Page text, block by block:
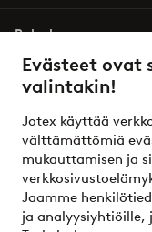
Evästeet ovat
valintakin!
Jotex käyttää
välttämättömiä
mukauttamisen ja
Jaamme
ja analyysiyhtiöille,
Palvelumme
Ehdot
Ystävät
Turvalliset